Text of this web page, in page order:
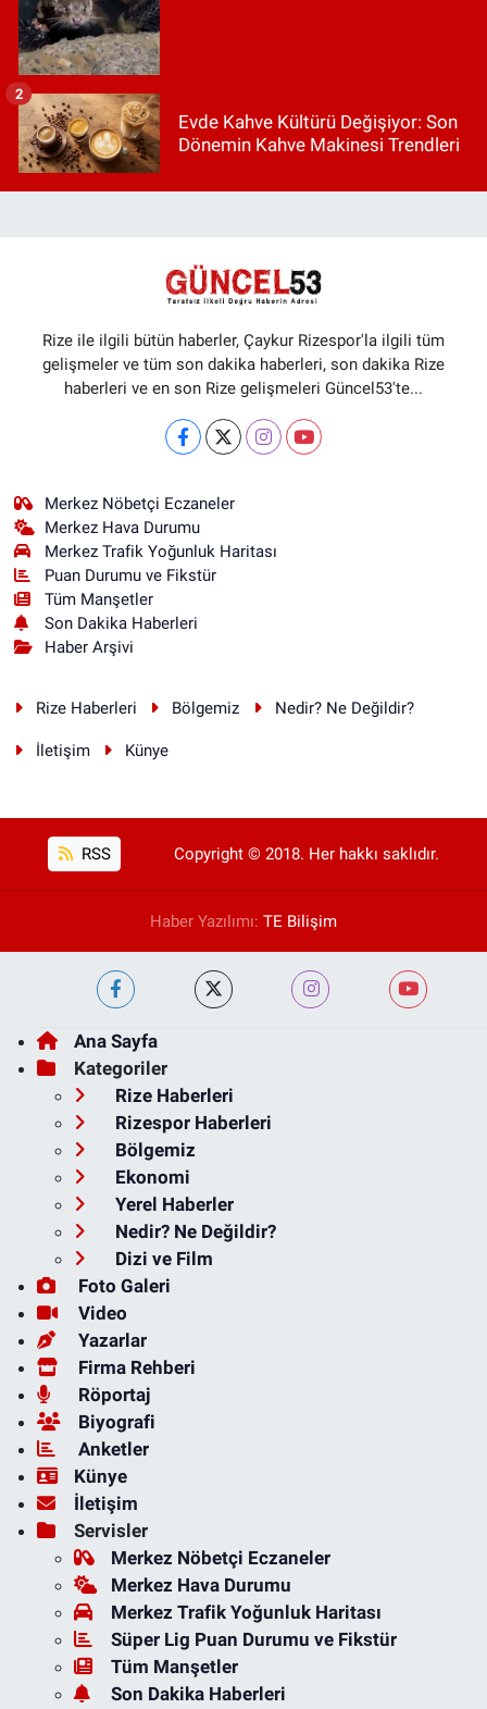
Evde Kahve Kültürü Değişiyor: Son
Dönemin Kahve Makinesi Trendleri
2
Rize ile ilgili bütün haberler, Çaykur Rizespor'la ilgili tüm
gelişmeler ve tüm son dakika haberleri, son dakika Rize
haberleri ve en son Rize gelişmeleri Güncel53'te...
Merkez Nöbetçi Eczaneler
Merkez Hava Durumu
Merkez Trafik Yoğunluk Haritası
Puan Durumu ve Fikstür
Tüm Manşetler
Son Dakika Haberleri
Haber Arşivi
Rize Haberleri Bölgemiz Nedir? Ne Değildir?
İletişim Künye
RSS Copyright © 2018. Her hakkı saklıdır.
Haber Yazılımı: TE Bilişim
Ana Sayfa
Kategoriler
Rize Haberleri
Rizespor Haberleri
Bölgemiz
Ekonomi
Yerel Haberler
Nedir? Ne Değildir?
Dizi ve Film
Foto Galeri
Video
Yazarlar
Firma Rehberi
Röportaj
Biyografi
Anketler
Künye
İletişim
Servisler
Merkez Nöbetçi Eczaneler
Merkez Hava Durumu
Merkez Trafik Yoğunluk Haritası
Süper Lig Puan Durumu ve Fikstür
Tüm Manşetler
Son Dakika Haberleri